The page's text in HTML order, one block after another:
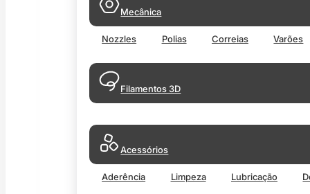
Mecânica
Nozzles Polias Correias Varões
Filamentos 3D
Acessórios
Aderência Limpeza Lubricação